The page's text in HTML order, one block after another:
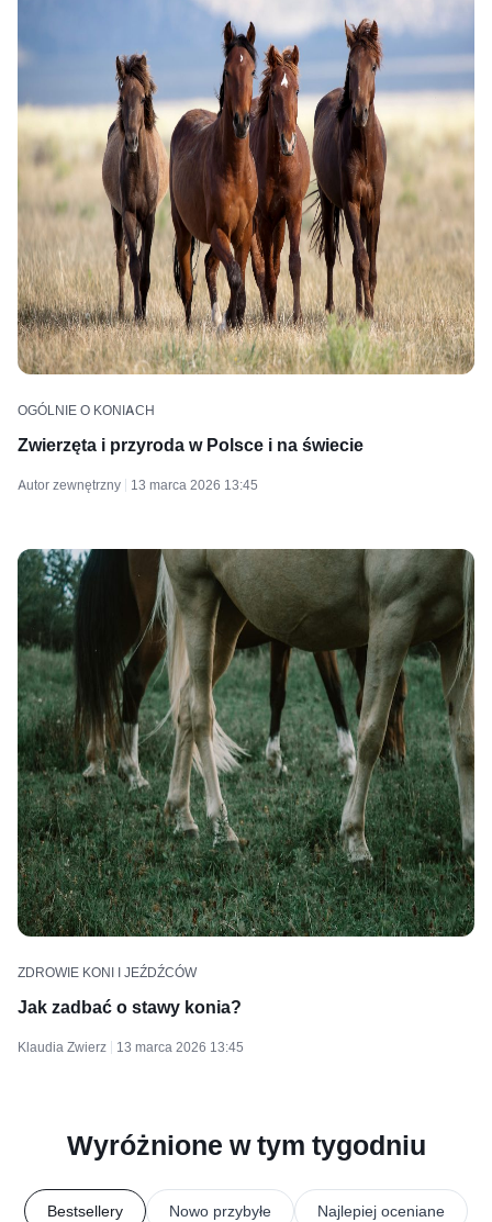
OGÓLNIE O KONIACH
Zwierzęta i przyroda w Polsce i na świecie
Autor zewnętrzny 13 marca 2026 13:45
ZDROWIE KONI I JEŹDŹCÓW
Jak zadbać o stawy konia?
Klaudia Zwierz 13 marca 2026 13:45
Wyróżnione w tym tygodniu
Bestsellery Nowo przybyłe Najlepiej oceniane